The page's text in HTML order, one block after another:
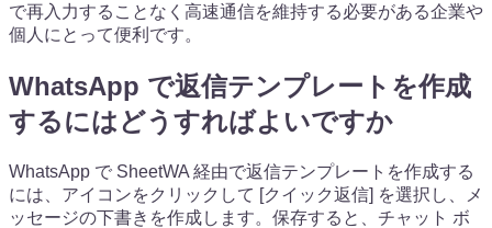
で再入力することなく高速通信を維持する必要がある企業や
個人にとって便利です。
WhatsApp で返信テンプレートを作成
するにはどうすればよいですか
WhatsApp で SheetWA 経由で返信テンプレートを作成する
には、アイコンをクリックして [クイック返信] を選択し、メ
ッセージの下書きを作成します。保存すると、チャット ボ